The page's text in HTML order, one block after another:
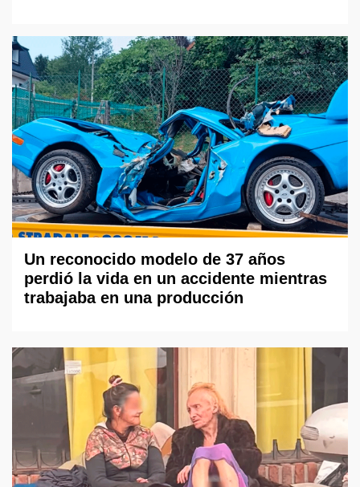
Un reconocido modelo de 37 años
perdió la vida en un accidente mientras
trabajaba en una producción